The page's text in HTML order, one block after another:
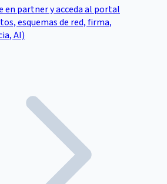
en partner y acceda al portal
esquemas de red, firma,
AI)